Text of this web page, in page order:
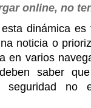
online, no
dinámica es
noticia o
en varios
saber
no